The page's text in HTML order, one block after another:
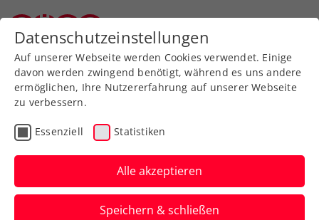
Zurück zur Newsübersicht
Turniere
ATP-Spitzentennis mitten
im Stadtzentrum:
Salzburg Open gehen
Datenschutzeinstellungen
Auf unserer Webseite werden Cookies verwendet. Einige
davon werden zwingend benötigt, während es uns andere
ermöglichen, Ihre Nutzererfahrung auf unserer Webseite
zu verbessern.
Essenziell Statistiken
Alle akzeptieren
Speichern & schließen